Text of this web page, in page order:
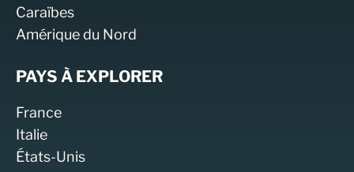
Caraïbes
Amérique du Nord
PAYS À EXPLORER
France
Italie
États-Unis